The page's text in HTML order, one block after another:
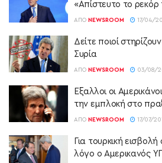
«Απίστευτο το
ΑΠΌ NEWSROOM 17/04/
Δείτε ποιοί
Συρία
ΑΠΌ NEWSROOM 03/08/
Εξαλλοι οι
την εμπλοκή στο
ΑΠΌ NEWSROOM 17/07/
Για τουρκική
λόγο ο Αμερικανός